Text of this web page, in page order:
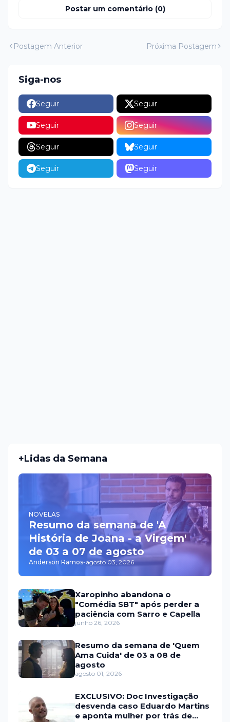
Postar um comentário (0)
Postagem Anterior Próxima Postagem
Siga-nos
Seguir Seguir
Seguir Seguir
Seguir Seguir
Seguir Seguir
+Lidas da Semana
NOVELAS
Resumo da semana de 'A
História de Joana - a Virgem'
de 03 a 07 de agosto
Anderson Ramos-agosto 03, 2026
Xaropinho abandona o
"Comédia SBT" após perder a
paciência com Sarro e Capella
junho 26, 2026
Resumo da semana de 'Quem
Ama Cuida' de 03 a 08 de
agosto
agosto 01, 2026
EXCLUSIVO: Doc Investigação
desvenda caso Eduardo Martins
e aponta mulher por trás de